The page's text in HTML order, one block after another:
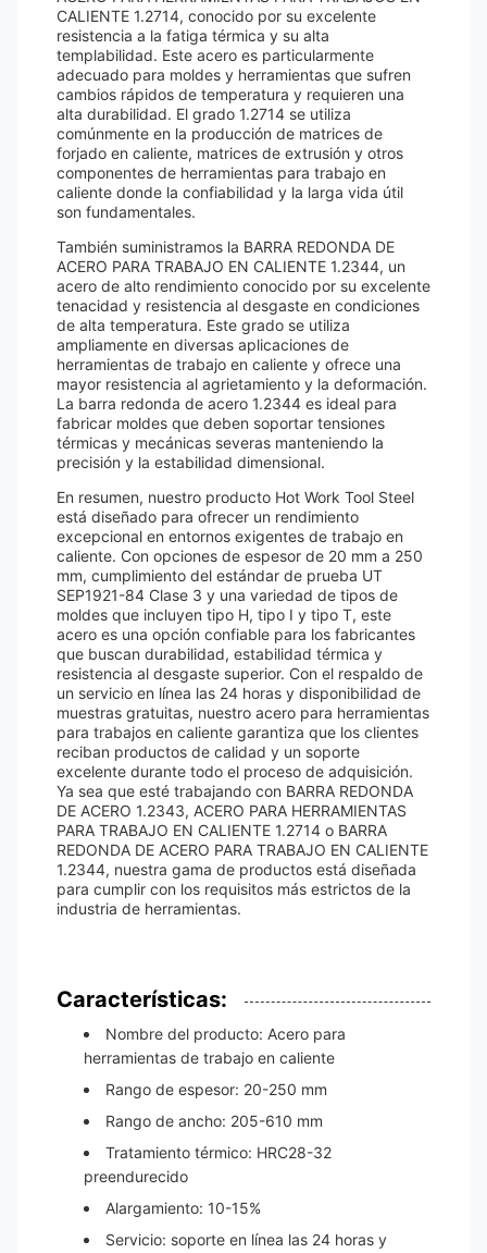
CALIENTE 1.2714, conocido por su excelente
resistencia a la fatiga térmica y su alta
templabilidad. Este acero es particularmente
adecuado para moldes y herramientas que sufren
cambios rápidos de temperatura y requieren una
alta durabilidad. El grado 1.2714 se utiliza
comúnmente en la producción de matrices de
forjado en caliente, matrices de extrusión y otros
componentes de herramientas para trabajo en
caliente donde la confiabilidad y la larga vida útil
son fundamentales.
También suministramos la BARRA REDONDA DE
ACERO PARA TRABAJO EN CALIENTE 1.2344, un
acero de alto rendimiento conocido por su excelente
tenacidad y resistencia al desgaste en condiciones
de alta temperatura. Este grado se utiliza
ampliamente en diversas aplicaciones de
herramientas de trabajo en caliente y ofrece una
mayor resistencia al agrietamiento y la deformación.
La barra redonda de acero 1.2344 es ideal para
fabricar moldes que deben soportar tensiones
térmicas y mecánicas severas manteniendo la
precisión y la estabilidad dimensional.
En resumen, nuestro producto Hot Work Tool Steel
está diseñado para ofrecer un rendimiento
excepcional en entornos exigentes de trabajo en
caliente. Con opciones de espesor de 20 mm a 250
mm, cumplimiento del estándar de prueba UT
SEP1921-84 Clase 3 y una variedad de tipos de
moldes que incluyen tipo H, tipo I y tipo T, este
acero es una opción confiable para los fabricantes
que buscan durabilidad, estabilidad térmica y
resistencia al desgaste superior. Con el respaldo de
un servicio en línea las 24 horas y disponibilidad de
muestras gratuitas, nuestro acero para herramientas
para trabajos en caliente garantiza que los clientes
reciban productos de calidad y un soporte
excelente durante todo el proceso de adquisición.
Ya sea que esté trabajando con BARRA REDONDA
DE ACERO 1.2343, ACERO PARA HERRAMIENTAS
PARA TRABAJO EN CALIENTE 1.2714 o BARRA
REDONDA DE ACERO PARA TRABAJO EN CALIENTE
1.2344, nuestra gama de productos está diseñada
para cumplir con los requisitos más estrictos de la
industria de herramientas.
Características:
Nombre del producto: Acero para
herramientas de trabajo en caliente
Rango de espesor: 20-250 mm
Rango de ancho: 205-610 mm
Tratamiento térmico: HRC28-32
preendurecido
Alargamiento: 10-15%
Servicio: soporte en línea las 24 horas y